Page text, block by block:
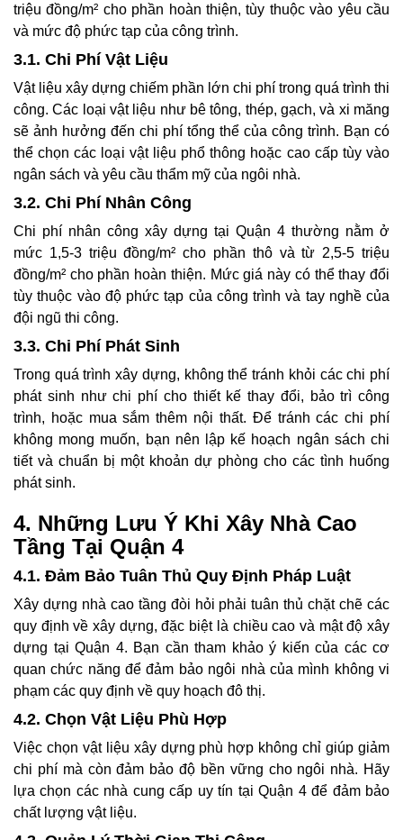
triệu đồng/m² cho phần hoàn thiện, tùy thuộc vào yêu cầu
và mức độ phức tạp của công trình.
3.1. Chi Phí Vật Liệu
Vật liệu xây dựng chiếm phần lớn chi phí trong quá trình thi
công. Các loại vật liệu như bê tông, thép, gạch, và xi măng
sẽ ảnh hưởng đến chi phí tổng thể của công trình. Bạn có
thể chọn các loại vật liệu phổ thông hoặc cao cấp tùy vào
ngân sách và yêu cầu thẩm mỹ của ngôi nhà.
3.2. Chi Phí Nhân Công
Chi phí nhân công xây dựng tại Quận 4 thường nằm ở
mức 1,5-3 triệu đồng/m² cho phần thô và từ 2,5-5 triệu
đồng/m² cho phần hoàn thiện. Mức giá này có thể thay đổi
tùy thuộc vào độ phức tạp của công trình và tay nghề của
đội ngũ thi công.
3.3. Chi Phí Phát Sinh
Trong quá trình xây dựng, không thể tránh khỏi các chi phí
phát sinh như chi phí cho thiết kế thay đổi, bảo trì công
trình, hoặc mua sắm thêm nội thất. Để tránh các chi phí
không mong muốn, bạn nên lập kế hoạch ngân sách chi
tiết và chuẩn bị một khoản dự phòng cho các tình huống
phát sinh.
4. Những Lưu Ý Khi Xây Nhà Cao
Tầng Tại Quận 4
4.1. Đảm Bảo Tuân Thủ Quy Định Pháp Luật
Xây dựng nhà cao tầng đòi hỏi phải tuân thủ chặt chẽ các
quy định về xây dựng, đặc biệt là chiều cao và mật độ xây
dựng tại Quận 4. Bạn cần tham khảo ý kiến của các cơ
quan chức năng để đảm bảo ngôi nhà của mình không vi
phạm các quy định về quy hoạch đô thị.
4.2. Chọn Vật Liệu Phù Hợp
Việc chọn vật liệu xây dựng phù hợp không chỉ giúp giảm
chi phí mà còn đảm bảo độ bền vững cho ngôi nhà. Hãy
lựa chọn các nhà cung cấp uy tín tại Quận 4 để đảm bảo
chất lượng vật liệu.